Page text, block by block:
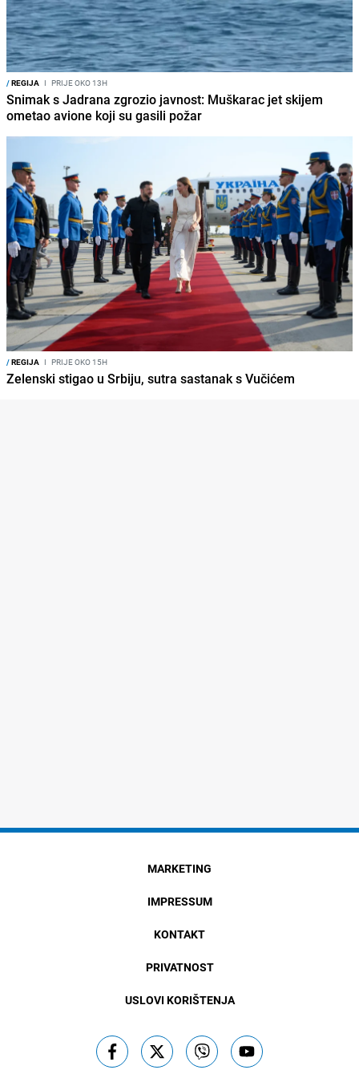
/REGIJA I PRIJE OKO 13H
Snimak s Jadrana zgrozio javnost: Muškarac jet skijem
ometao avione koji su gasili požar
/REGIJA I PRIJE OKO 15H
Zelenski stigao u Srbiju, sutra sastanak s Vučićem
MARKETING
IMPRESSUM
KONTAKT
PRIVATNOST
USLOVI KORIŠTENJA